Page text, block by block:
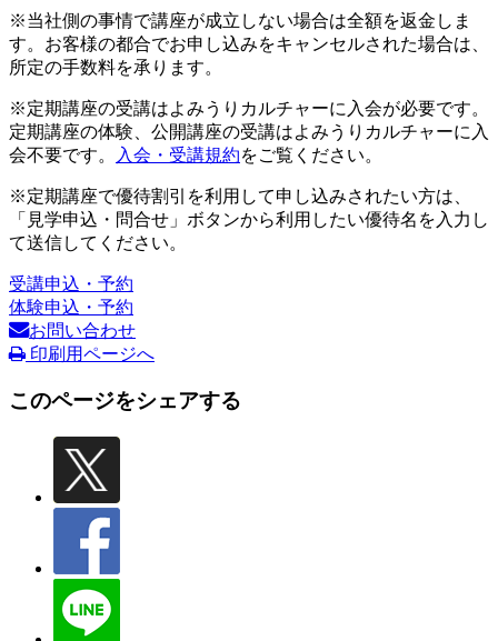
※当社側の事情で講座が成立しない場合は全額を返金しま
す。お客様の都合でお申し込みをキャンセルされた場合は、
所定の手数料を承ります。
※定期講座の受講はよみうりカルチャーに入会が必要です。
定期講座の体験、公開講座の受講はよみうりカルチャーに入
会不要です。
入会・受講規約をご覧ください。
※定期講座で優待割引を利用して申し込みされたい方は、
「見学申込・問合せ」ボタンから利用したい優待名を入力し
て送信してください。
受講申込・予約
体験申込・予約
お問い合わせ
印刷用ページへ
このページをシェアする